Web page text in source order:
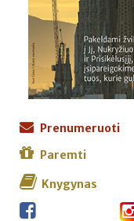
Prenumeruoti
Paremti
Knygynas